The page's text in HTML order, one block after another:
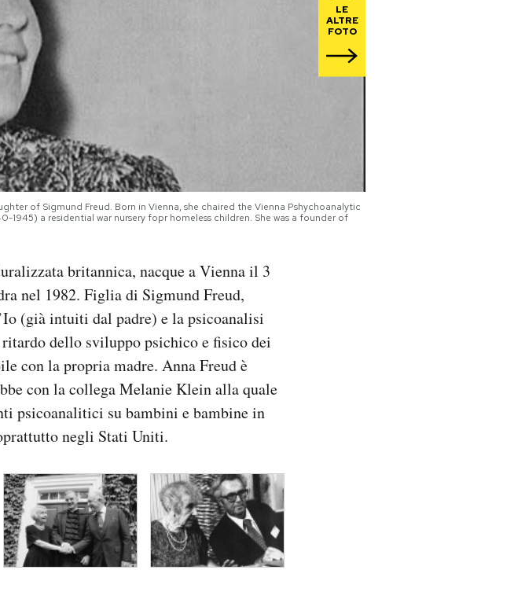
LE
ALTRE
FOTO
of Sigmund Freud. Born in Vienna, she chaired the Vienna Pshychoanalytic
a residential war nursery fopr homeless children. She was a founder of
britannica, nacque a Vienna il 3
nel 1982. Figlia di Sigmund Freud,
(già intuiti dal padre) e la psicoanalisi
dello sviluppo psichico e fisico dei
con la propria madre. Anna Freud è
con la collega Melanie Klein alla quale
psicoanalitici su bambini e bambine in
negli Stati Uniti.